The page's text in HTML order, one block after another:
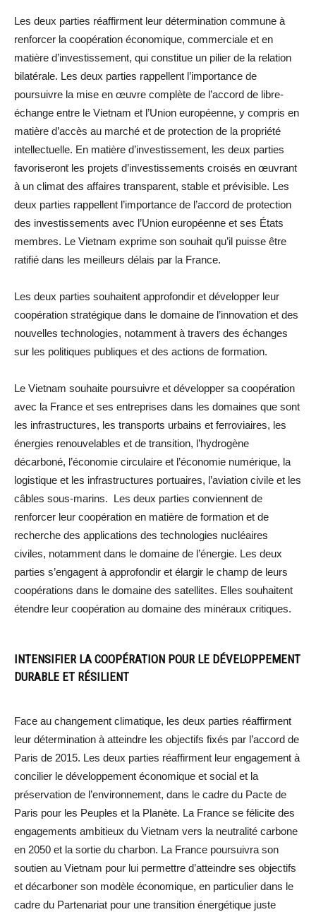
Les deux parties réaffirment leur détermination commune à
renforcer la coopération économique, commerciale et en
matière d’investissement, qui constitue un pilier de la relation
bilatérale. Les deux parties rappellent l’importance de
poursuivre la mise en œuvre complète de l’accord de libre-
échange entre le Vietnam et l’Union européenne, y compris en
matière d’accès au marché et de protection de la propriété
intellectuelle. En matière d’investissement, les deux parties
favoriseront les projets d’investissements croisés en œuvrant
à un climat des affaires transparent, stable et prévisible. Les
deux parties rappellent l’importance de l’accord de protection
des investissements avec l’Union européenne et ses États
membres. Le Vietnam exprime son souhait qu’il puisse être
ratifié dans les meilleurs délais par la France.
Les deux parties souhaitent approfondir et développer leur
coopération stratégique dans le domaine de l’innovation et des
nouvelles technologies, notamment à travers des échanges
sur les politiques publiques et des actions de formation.
Le Vietnam souhaite poursuivre et développer sa coopération
avec la France et ses entreprises dans les domaines que sont
les infrastructures, les transports urbains et ferroviaires, les
énergies renouvelables et de transition, l’hydrogène
décarboné, l’économie circulaire et l’économie numérique, la
logistique et les infrastructures portuaires, l’aviation civile et les
câbles sous-marins. Les deux parties conviennent de
renforcer leur coopération en matière de formation et de
recherche des applications des technologies nucléaires
civiles, notamment dans le domaine de l’énergie. Les deux
parties s’engagent à approfondir et élargir le champ de leurs
coopérations dans le domaine des satellites. Elles souhaitent
étendre leur coopération au domaine des minéraux critiques.
INTENSIFIER LA COOPÉRATION POUR LE DÉVELOPPEMENT
DURABLE ET RÉSILIENT
Face au changement climatique, les deux parties réaffirment
leur détermination à atteindre les objectifs fixés par l’accord de
Paris de 2015. Les deux parties réaffirment leur engagement à
concilier le développement économique et social et la
préservation de l’environnement, dans le cadre du Pacte de
Paris pour les Peuples et la Planète. La France se félicite des
engagements ambitieux du Vietnam vers la neutralité carbone
en 2050 et la sortie du charbon. La France poursuivra son
soutien au Vietnam pour lui permettre d’atteindre ses objectifs
et décarboner son modèle économique, en particulier dans le
cadre du Partenariat pour une transition énergétique juste